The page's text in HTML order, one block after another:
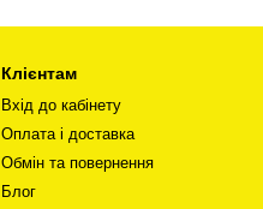
Клієнтам
Вхід до кабінету
Оплата і доставка
Обмін та повернення
Блог